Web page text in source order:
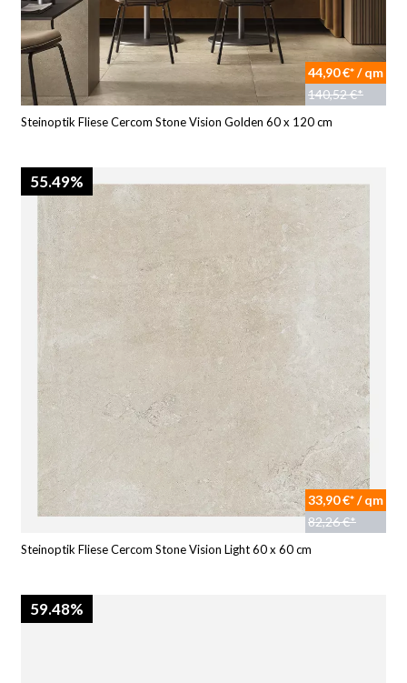
44,90 €* / qm
140,52 €*
Steinoptik Fliese Cercom Stone Vision Golden 60 x 120 cm
55.49%
33,90 €* / qm
82,26 €*
Steinoptik Fliese Cercom Stone Vision Light 60 x 60 cm
59.48%